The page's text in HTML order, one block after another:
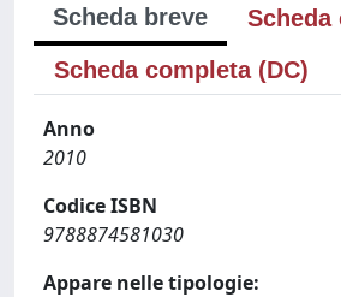
Scheda breve
Scheda
Scheda completa (DC)
Anno
2010
Codice ISBN
9788874581030
Appare nelle tipologie: